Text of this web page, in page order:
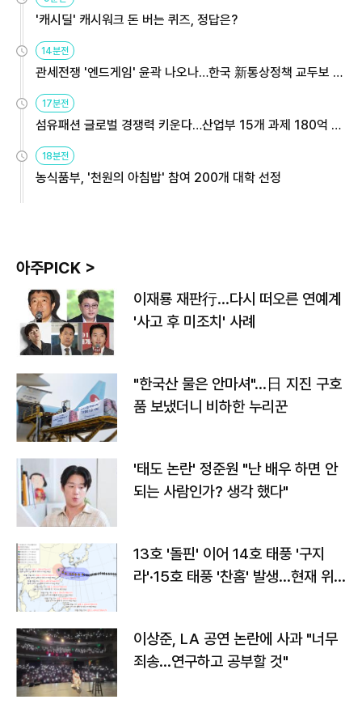
'캐시딜' 캐시워크 돈 버는 퀴즈, 정답은?
14분전
관세전쟁 '엔드게임' 윤곽 나오나…한국 新통상정책 교두보 활
용해야
17분전
섬유패션 글로벌 경쟁력 키운다…산업부 15개 과제 180억 지
원
18분전
농식품부, '천원의 아침밥' 참여 200개 대학 선정
아주PICK >
이재룡 재판行…다시 떠오른 연예계
'사고 후 미조치' 사례
"한국산 물은 안마셔"…日 지진 구호
품 보냈더니 비하한 누리꾼
'태도 논란' 정준원 "난 배우 하면 안
되는 사람인가? 생각 했다"
13호 '돌핀' 이어 14호 태풍 '구지
라'·15호 태풍 '찬홈' 발생…현재 위
이상준, LA 공연 논란에 사과 "너무
죄송…연구하고 공부할 것"